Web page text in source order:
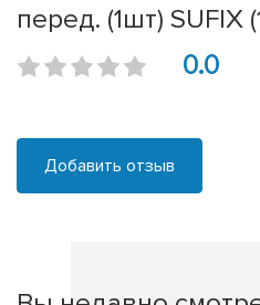
перед. (1шт) SUFIX
0.0
Добавить отзыв